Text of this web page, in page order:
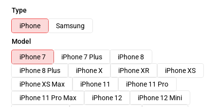
Type
iPhone
Samsung
Model
iPhone 7
iPhone 7 Plus
iPhone 8
iPhone 8 Plus
iPhone X iPhone XR
iPhone XS
iPhone XS Max
iPhone 11
iPhone 11 Pro
iPhone 11 Pro Max
iPhone 12
iPhone 12 Mini